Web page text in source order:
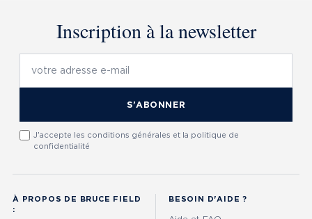
Inscription à la newsletter
S’ABONNER
J'accepte les conditions générales et la politique de
confidentialité
À PROPOS DE BRUCE FIELD
:
BESOIN D'AIDE ?